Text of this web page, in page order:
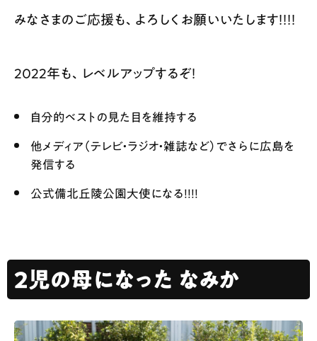
みなさまのご応援も、よろしくお願いいたします！！！！
2022年も、レベルアップするぞ！
自分的ベストの見た目を維持する
他メディア（テレビ・ラジオ・雑誌など）でさらに広島を
発信する
公式備北丘陵公園大使になる！！！！
2児の母になった なみか